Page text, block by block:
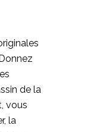
de la
vous
la